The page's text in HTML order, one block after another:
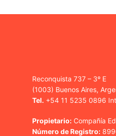
Reconquista 737 – 3º E
(1003) Buenos Aires,
Tel. +54 11 5235 0896
Propietario: Compañía
Número de Registro: